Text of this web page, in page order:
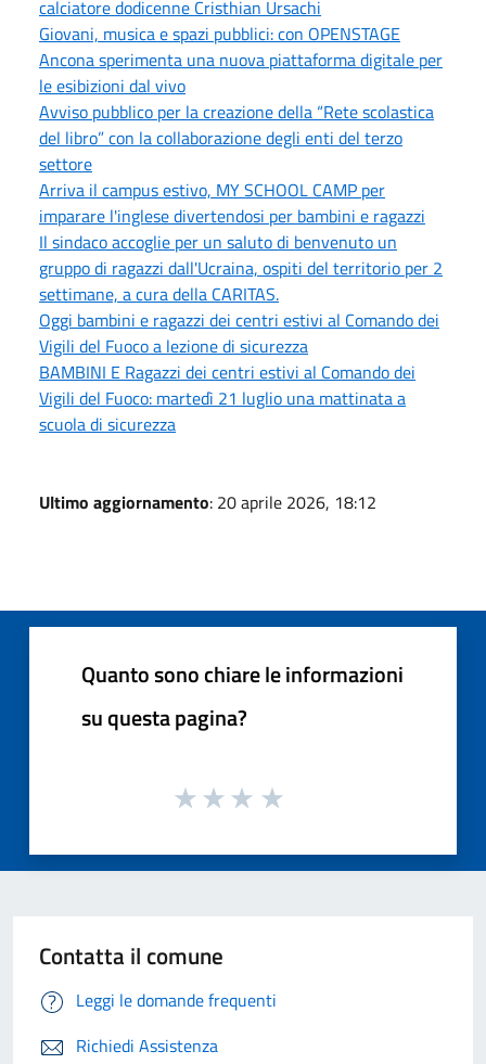
calciatore dodicenne Cristhian Ursachi
Giovani, musica e spazi pubblici: con OPENSTAGE
Ancona sperimenta una nuova piattaforma digitale per
le esibizioni dal vivo
Avviso pubblico per la creazione della “Rete scolastica
del libro” con la collaborazione degli enti del terzo
settore
Arriva il campus estivo, MY SCHOOL CAMP per
imparare l'inglese divertendosi per bambini e ragazzi
Il sindaco accoglie per un saluto di benvenuto un
gruppo di ragazzi dall'Ucraina, ospiti del territorio per 2
settimane, a cura della CARITAS.
Oggi bambini e ragazzi dei centri estivi al Comando dei
Vigili del Fuoco a lezione di sicurezza
BAMBINI E Ragazzi dei centri estivi al Comando dei
Vigili del Fuoco: martedì 21 luglio una mattinata a
scuola di sicurezza
Ultimo aggiornamento: 20 aprile 2026, 18:12
Quanto sono chiare le informazioni
su questa pagina?
Contatta il comune
Leggi le domande frequenti
Richiedi Assistenza